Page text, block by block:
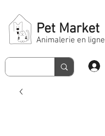
Pet Market
Animalerie en ligne